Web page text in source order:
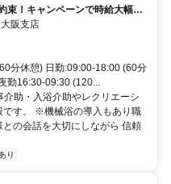
！キャンペーンで時給大幅UP
とって一番働きやすい環境を作
阪支店
分休憩) 日勤:09:00-18:00 (60分
勤16:30-09:30 (120...
助・入浴介助やレクリエーシ
です。 ※機械浴の導入もあり職
の会話を大切にしながら 信頼
り